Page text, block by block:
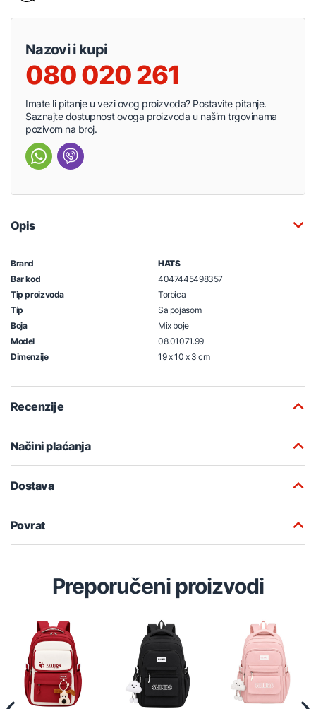
Nazovi i kupi
080 020 261
Imate li pitanje u vezi ovog proizvoda? Postavite pitanje.
Saznajte dostupnost ovoga proizvoda u našim trgovinama
pozivom na broj.
Opis
Brand
HATS
Bar kod
4047445498357
Tip proizvoda
Torbica
Tip
Sa pojasom
Boja
Mix boje
Model
08.01071.99
Dimenzije
19 x 10 x 3 cm
Recenzije
Načini plaćanja
Dostava
Povrat
Preporučeni proizvodi